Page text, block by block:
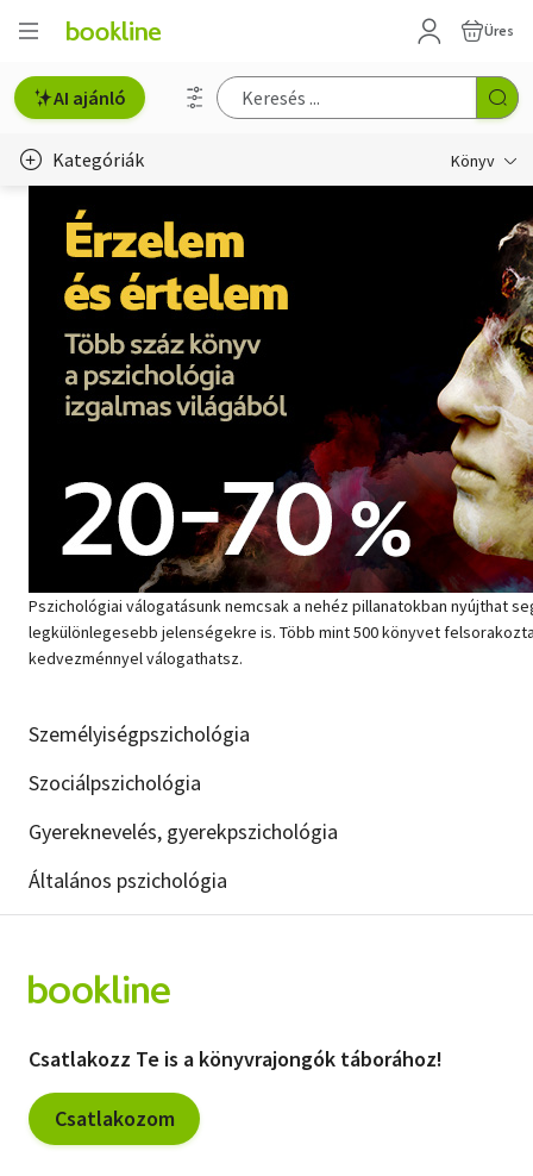
Üres
AI ajánló
Kategóriák Könyv
Életmód, egészség
Erotika
Hobbi, szabadidő
Irodalom
Szakkönyv
Szótár, nyelvkönyv
Tankönyv, segédkönyv
Természettudomány
Történelem
Vallás
Pszichológiai válogatásunk nemcsak a nehéz pillanatokban nyújthat
legkülönlegesebb jelenségekre is. Több mint 500 könyvet
kedvezménnyel válogathatsz.
Személyiségpszichológia
Szociálpszichológia
Gyereknevelés, gyerekpszichológia
Általános pszichológia
Csatlakozz Te is a könyvrajongók táborához!
Csatlakozom